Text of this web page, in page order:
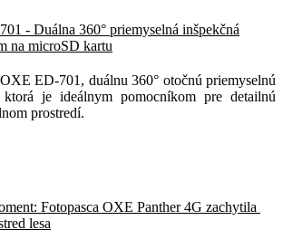
- Duálna 360° priemyselná inšpekčná
na microSD kartu
ED-701, duálnu 360° otočnú priemyselnú
ktorá je ideálnym pomocníkom pre detailnú
prostredí.
Fotopasca OXE Panther 4G zachytila
lesa